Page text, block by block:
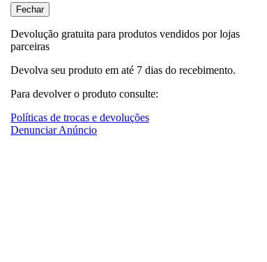
Fechar
Devolução gratuita para produtos vendidos por lojas
parceiras
Devolva seu produto em até 7 dias do recebimento.
Para devolver o produto consulte:
Políticas de trocas e devoluções
Denunciar Anúncio